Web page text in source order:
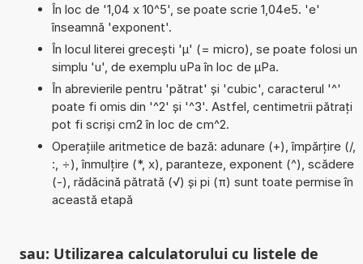
În loc de '1,04 x 10^5', se poate scrie 1,04e5. 'e'
înseamnă 'exponent'.
În locul literei grecești 'µ' (= micro), se poate folosi un
simplu 'u', de exemplu uPa în loc de µPa.
În abrevierile pentru 'pătrat' și 'cubic', caracterul '^'
poate fi omis din '^2' și '^3'. Astfel, centimetrii pătrați
pot fi scriși cm2 în loc de cm^2.
Operațiile aritmetice de bază: adunare (+), împărțire (/,
:, ÷), înmulțire (*, x), paranteze, exponent (^), scădere
(-), rădăcină pătrată (√) și pi (π) sunt toate permise în
această etapă
sau: Utilizarea calculatorului cu listele de